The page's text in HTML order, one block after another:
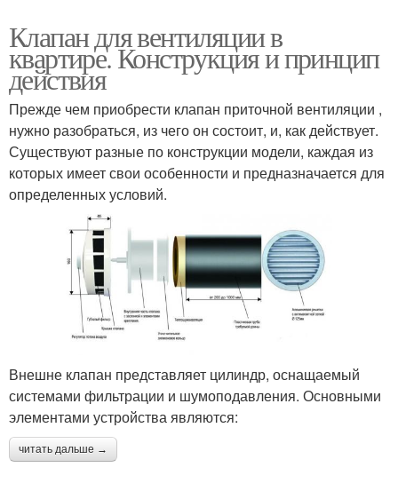
Клапан для вентиляции в
квартире. Конструкция и принцип
действия
Прежде чем приобрести клапан приточной вентиляции ,
нужно разобраться, из чего он состоит, и, как действует.
Существуют разные по конструкции модели, каждая из
которых имеет свои особенности и предназначается для
определенных условий.
Внешне клапан представляет цилиндр, оснащаемый
системами фильтрации и шумоподавления. Основными
элементами устройства являются:
читать дальше →